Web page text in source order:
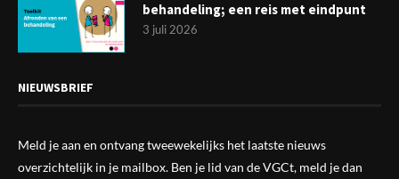
behandeling; een reis met eindpunt
3 juli 2026
NIEUWSBRIEF
Meld je aan en ontvang tweewekelijks het laatste nieuws
overzichtelijk in je mailbox. Ben je lid van de VGCt, meld je dan